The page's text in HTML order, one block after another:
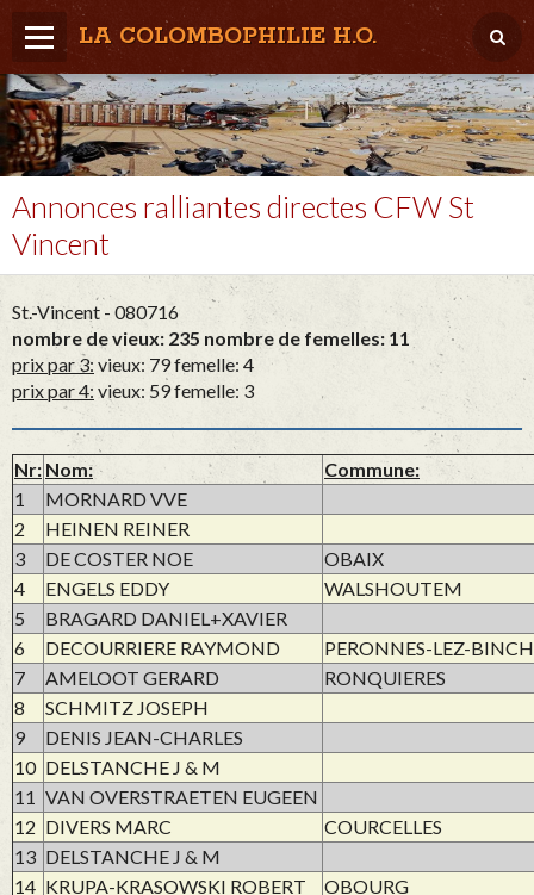
LA COLOMBOPHILIE H.O.
Home
Météo / Het weer
Lâcher / Los
Result. clubs, Provincial, (Inter)National
RFCB / KBDB
Annonces ralliantes directes CFW St
Vincent
St.-Vincent - 080716
nombre de vieux: 235 nombre de femelles: 11
prix par 3: vieux: 79 femelle: 4
prix par 4: vieux: 59 femelle: 3
Nr: Nom:
Commune:
1
MORNARD VVE
2
HEINEN REINER
3
DE COSTER NOE
OBAIX
4
ENGELS EDDY
WALSHOUTEM
5
BRAGARD DANIEL+XAVIER
6
DECOURRIERE RAYMOND
PERONNES-LEZ-
7
AMELOOT GERARD
RONQUIERES
8
SCHMITZ JOSEPH
9
DENIS JEAN-CHARLES
10 DELSTANCHE J & M
11 VAN OVERSTRAETEN EUGEEN
12 DIVERS MARC
COURCELLES
13 DELSTANCHE J & M
14 KRUPA-KRASOWSKI ROBERT
OBOURG